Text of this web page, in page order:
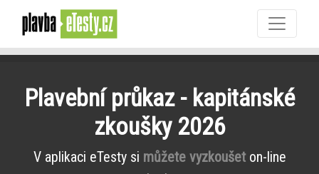
Plavební průkaz - kapitánské
zkoušky 2026
V aplikaci eTesty si můžete vyzkoušeton-line